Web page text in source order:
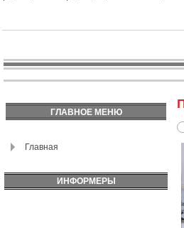
ГЛАВНОЕ МЕНЮ
Главная
ИНФОРМЕРЫ